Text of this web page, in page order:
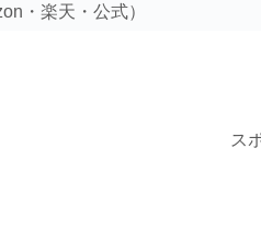
・楽天・公式）
ス